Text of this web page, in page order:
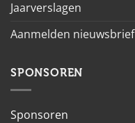
Jaarverslagen
Aanmelden nieuwsbrief
SPONSOREN
Sponsoren